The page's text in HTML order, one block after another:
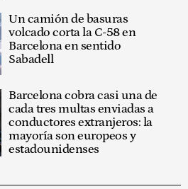
Un camión de basuras
volcado corta la C-58 en
Barcelona en sentido
Sabadell
Barcelona cobra casi una de
cada tres multas enviadas a
conductores extranjeros: la
mayoría son europeos y
estadounidenses